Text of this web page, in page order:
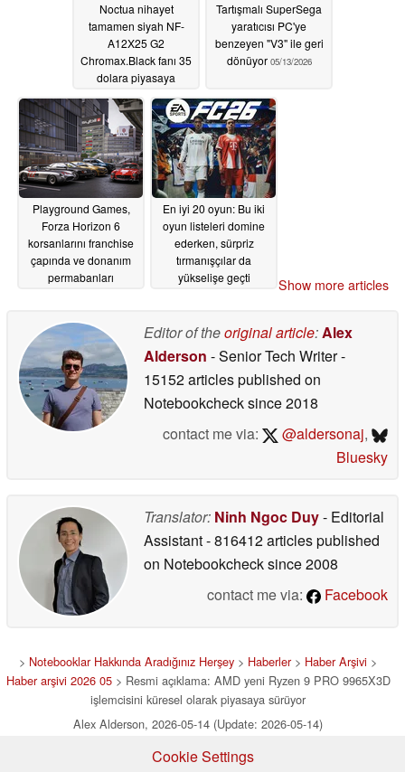
Noctua nihayet
tamamen siyah NF-
A12X25 G2
Chromax.Black fanı 35
dolara piyasaya
05/13/2026
Tartışmalı SuperSega
yaratıcısı PC'ye
benzeyen "V3" ile geri
dönüyor 05/13/2026
Playground Games,
Forza Horizon 6
korsanlarını franchise
çapında ve donanım
permabanları
En iyi 20 oyun: Bu iki
oyun listeleri domine
ederken, sürpriz
tırmanışçılar da
yükselişe geçti
Show more articles
Editor of theoriginal article:Alex
Alderson - Senior Tech Writer-
15152 articles published on
Notebookchecksince 2018
contact me via:
@aldersonaj,
Bluesky
Translator: Ninh Ngoc Duy- Editorial
Assistant- 816412 articles published
on Notebookchecksince 2008
contact me via:
Facebook
> Notebooklar Hakkında Aradığınız Herşey > Haberler> Haber Arşivi >
Haber arşivi 2026 05> Resmi açıklama: AMD yeni Ryzen 9 PRO 9965X3D
işlemcisini küresel olarak piyasaya sürüyor
Alex Alderson, 2026-05-14 (Update: 2026-05-14)
Cookie Settings